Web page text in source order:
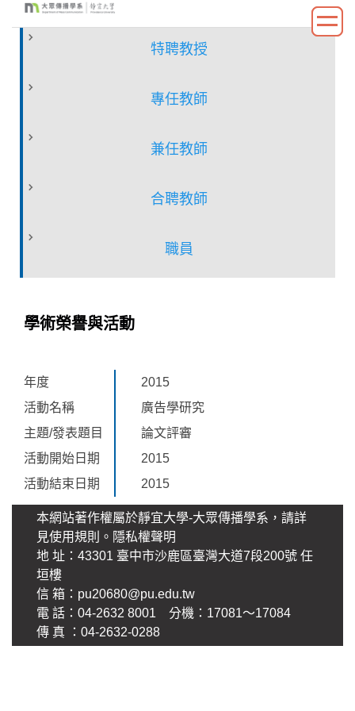
到
特聘教授
專任教師
兼任教師
合聘教師
職員
學術榮譽與活動
年度
2015
活動名稱
廣告學研究
主題/發表題目
論文評審
活動開始日期
2015
活動結束日期
2015
本網站著作權屬於靜宜大學-大眾傳播學系，請詳
見使用規則。 隱私權聲明
地 址：43301 臺中市沙鹿區臺灣大道7段200號 任
垣樓
信 箱： pu20680@pu.edu.tw
電 話：04-2632 8001 分機：17081～17084
傳 真 ：04-2632-0288